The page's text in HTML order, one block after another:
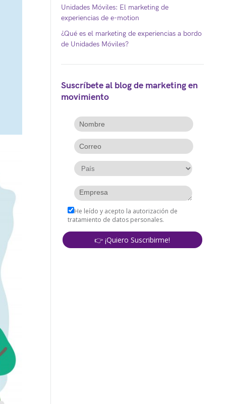
Unidades Móviles: El marketing de
experiencias de e-motion
¿Qué es el marketing de experiencias a bordo
de Unidades Móviles?
Suscríbete al blog de marketing en
movimiento